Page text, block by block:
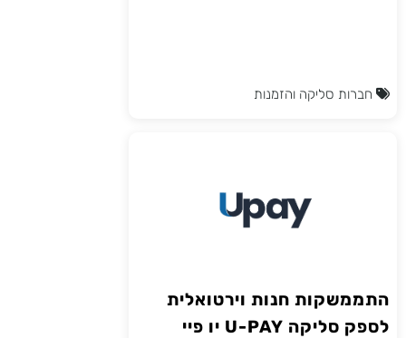
חברות סליקה והזמנות
התממשקות חנות וירטואלית
לספק סליקה U-PAY יו פיי